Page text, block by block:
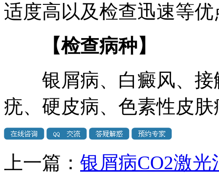
适度高以及检查迅速等
【检查病种】
银屑病、白癜风、接
疣、硬皮病、色素性皮肤
上一篇： 银屑病CO2激光